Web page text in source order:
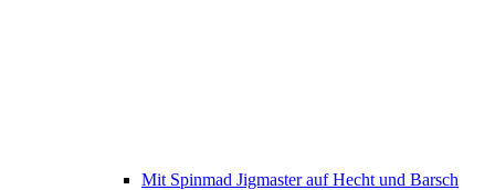
Mit Spinmad Jigmaster auf Hecht und Barsch